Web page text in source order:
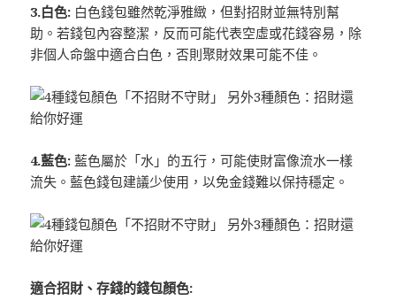
3.白色: 白色錢包雖然乾淨雅緻，但對招財並無特別幫
助。若錢包內容整潔，反而可能代表空虛或花錢容易，除
非個人命盤中適合白色，否則聚財效果可能不佳。
4.藍色: 藍色屬於「水」的五行，可能使財富像流水一樣
流失。藍色錢包建議少使用，以免金錢難以保持穩定。
適合招財、存錢的錢包顏色: